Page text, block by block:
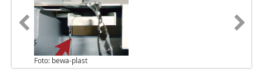
Foto: bewa-plast